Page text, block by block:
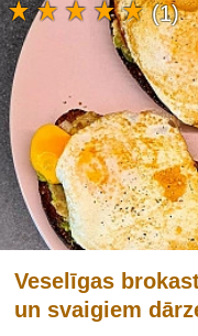
Veselīgas
un svaigiem
(1)